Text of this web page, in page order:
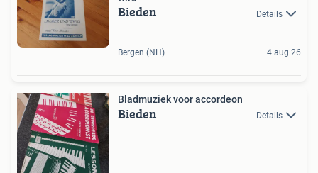
Bieden Details
Bergen (NH) 4 aug 26
Bladmuziek voor accordeon
Bieden Details